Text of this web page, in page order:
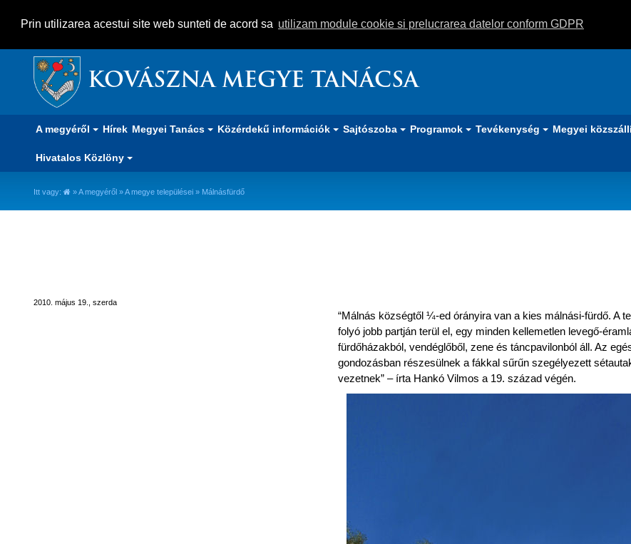
Prin utilizarea acestui site web sunteti de acord sa utilizam module cookie si prelucrarea datelor conform GDPR
KOVÁSZNA MEGYE TANÁCSA
A megyéről Hírek Megyei Tanács Közérdekű információk Sajtószoba Programok Tevékenység Megyei
Hivatalos Közlöny
Itt vagy: »A megyéről »A megye települései » Málnásfürdő
2010. május 19., szerda
“Málnás községtől ¼-ed órányira van a kies málnási-fürdő. A
folyó jobb partján terül el, egy minden kellemetlen levegő-
fürdőházakból, vendéglőből, zene és táncpavilonból áll. Az
gondozásban részesülnek a fákkal sűrűn szegélyezett
vezetnek” – írta Hankó Vilmos a 19. század végén.